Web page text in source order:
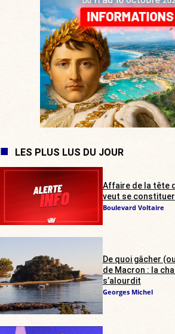
LES PLUS LUS DU JOUR
Affaire de la tête
veut se
Boulevard Voltaire
De quoi gâcher
de Macron : la
s’alourdit
Georges Michel